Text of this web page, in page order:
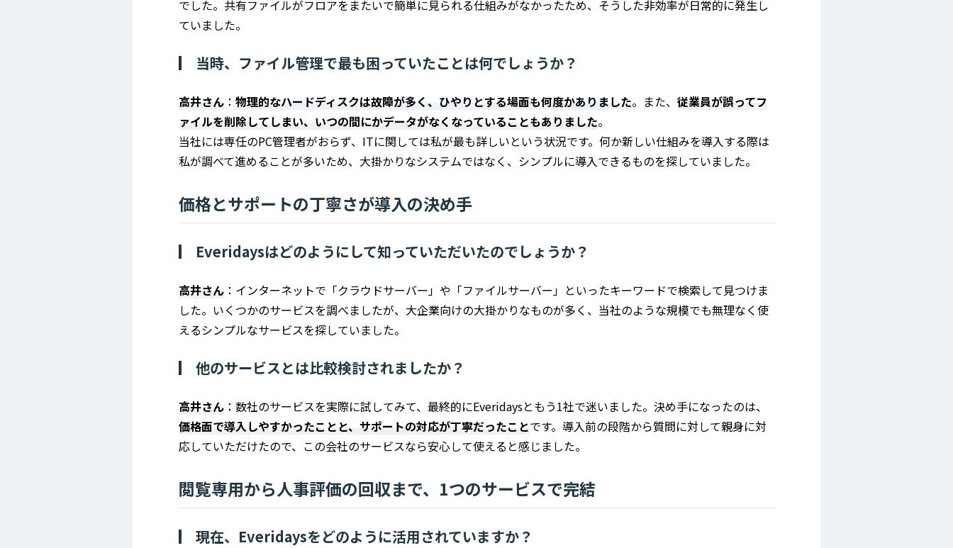
でした。共有ファイルがフロアをまたいで簡単に見られる仕組みがなかったため、そうした非効率が日常的に発生し
ていました。
当時、ファイル管理で最も困っていたことは何でしょうか？
高井さん ： 物理的なハードディスクは故障が多く、ひやりとする場面も何度かありました。また、 従業員が誤ってフ
ァイルを削除してしまい、いつの間にかデータがなくなっていることもありました。
当社には専任のPC管理者がおらず、ITに関しては私が最も詳しいという状況です。何か新しい仕組みを導入する際は
私が調べて進めることが多いため、大掛かりなシステムではなく、シンプルに導入できるものを探していました。
価格とサポートの丁寧さが導入の決め手
Everidaysはどのようにして知っていただいたのでしょうか？
高井さん ：インターネットで「クラウドサーバー」や「ファイルサーバー」といったキーワードで検索して見つけま
した。いくつかのサービスを調べましたが、大企業向けの大掛かりなものが多く、当社のような規模でも無理なく使
えるシンプルなサービスを探していました。
他のサービスとは比較検討されましたか？
高井さん ：数社のサービスを実際に試してみて、最終的にEveridaysともう1社で迷いました。決め手になったのは、
価格面で導入しやすかったことと、サポートの対応が丁寧だったことです。導入前の段階から質問に対して親身に対
応していただけたので、この会社のサービスなら安心して使えると感じました。
閲覧専用から人事評価の回収まで、1つのサービスで完結
現在、Everidaysをどのように活用されていますか？